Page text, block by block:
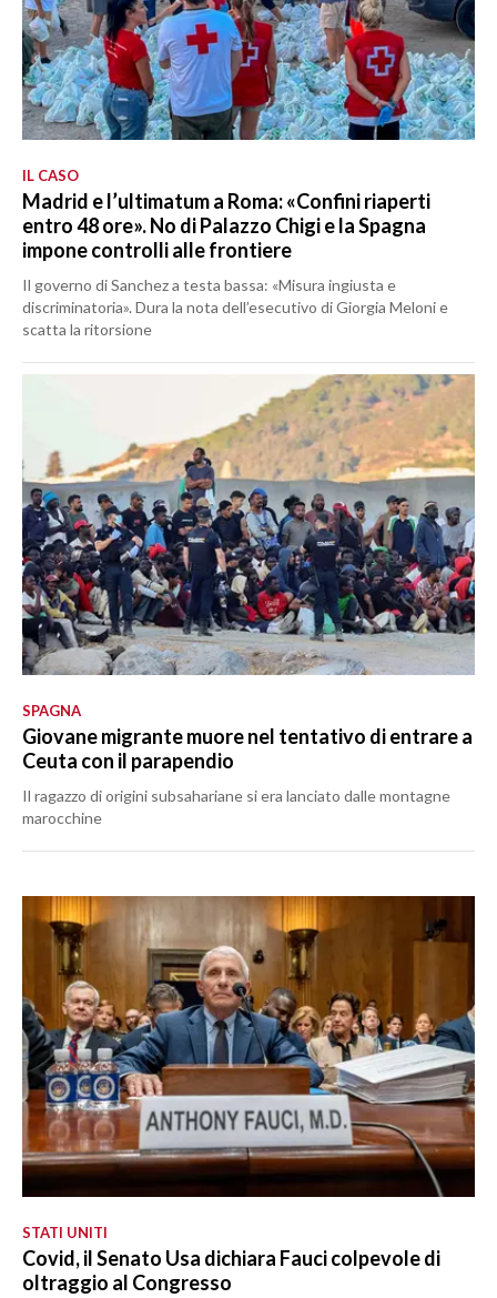
IL CASO
Madrid e l’ultimatum a Roma: «Confini riaperti
entro 48 ore». No di Palazzo Chigi e la Spagna
impone controlli alle frontiere
Il governo di Sanchez a testa bassa: «Misura ingiusta e
discriminatoria». Dura la nota dell’esecutivo di Giorgia Meloni e
scatta la ritorsione
SPAGNA
Giovane migrante muore nel tentativo di entrare a
Ceuta con il parapendio
Il ragazzo di origini subsahariane si era lanciato dalle montagne
marocchine
STATI UNITI
Covid, il Senato Usa dichiara Fauci colpevole di
oltraggio al Congresso